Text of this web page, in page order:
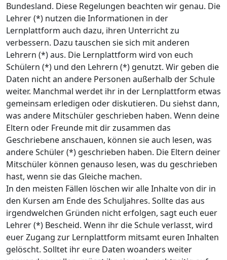
Bundesland. Diese Regelungen beachten wir genau. Die
Lehrer (*) nutzen die Informationen in der
Lernplattform auch dazu, ihren Unterricht zu
verbessern. Dazu tauschen sie sich mit anderen
Lehrern (*) aus. Die Lernplattform wird von euch
Schülern (*) und den Lehrern (*) genutzt. Wir geben die
Daten nicht an andere Personen außerhalb der Schule
weiter. Manchmal werdet ihr in der Lernplattform etwas
gemeinsam erledigen oder diskutieren. Du siehst dann,
was andere Mitschüler geschrieben haben. Wenn deine
Eltern oder Freunde mit dir zusammen das
Geschriebene anschauen, können sie auch lesen, was
andere Schüler (*) geschrieben haben. Die Eltern deiner
Mitschüler können genauso lesen, was du geschrieben
hast, wenn sie das Gleiche machen.
In den meisten Fällen löschen wir alle Inhalte von dir in
den Kursen am Ende des Schuljahres. Sollte das aus
irgendwelchen Gründen nicht erfolgen, sagt euch euer
Lehrer (*) Bescheid. Wenn ihr die Schule verlasst, wird
euer Zugang zur Lernplattform mitsamt euren Inhalten
gelöscht. Solltet ihr eure Daten woanders weiter